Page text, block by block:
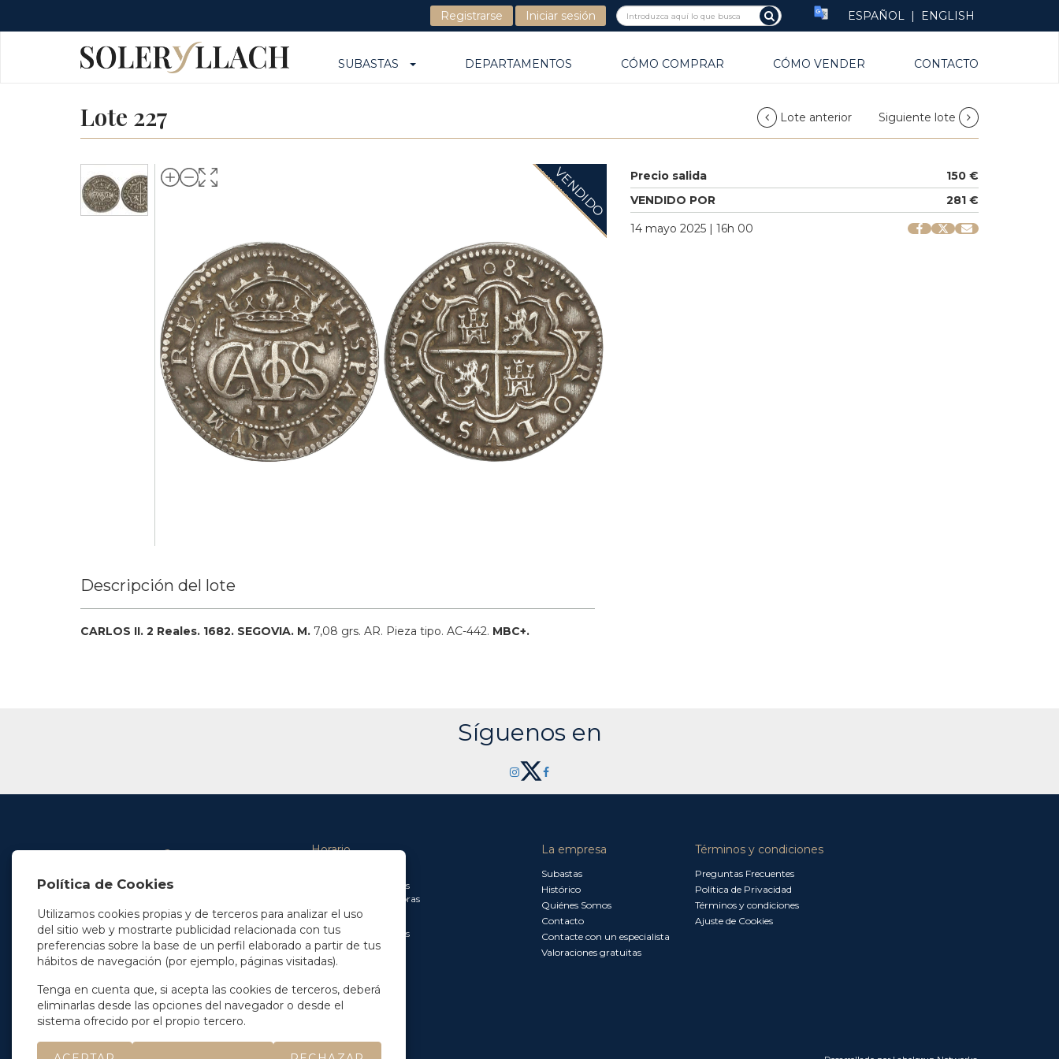
Registrarse Iniciar sesión ESPAÑOL | ENGLISH
SUBASTAS DEPARTAMENTOS CÓMO COMPRAR CÓMO VENDER CONTACTO
Lote 227 Lote anterior Siguiente lote
VENDIDO Precio salida
150 €
VENDIDO POR
281 €
14 mayo 2025 | 16h 00
Descripción del lote
CARLOS II. 2 Reales. 1682. SEGOVIA. M. 7,08 grs. AR. Pieza tipo. AC-442. MBC+.
Síguenos en
En Madrid
info@soleryllach.com
En Barcelona
Beethoven 13
+34 93 201 87 33
info@soleryllach.com
Horario
De 9.00 a 13.30 horas
y de 14.30 a 18.00 horas
Viernes:
De 8.30 a 15.00 horas
La empresa
Subastas
Histórico
Quiénes Somos
Contacto
Contacte con un especialista
Valoraciones gratuitas
Términos y condiciones
Preguntas Frecuentes
Política de Privacidad
Términos y condiciones
Ajuste de Cookies
Política de Cookies
Utilizamos cookies propias y de terceros para analizar el uso
del sitio web y mostrarte publicidad relacionada con tus
preferencias sobre la base de un perfil elaborado a partir de tus
hábitos de navegación (por ejemplo, páginas visitadas).
Tenga en cuenta que, si acepta las cookies de terceros, deberá
eliminarlas desde las opciones del navegador o desde el
sistema ofrecido por el propio tercero.